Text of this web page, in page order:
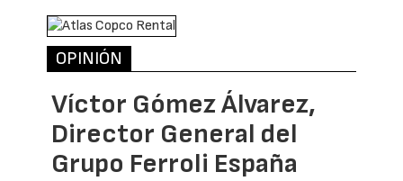
OPINIÓN
Víctor Gómez Álvarez,
Director General del
Grupo Ferroli España